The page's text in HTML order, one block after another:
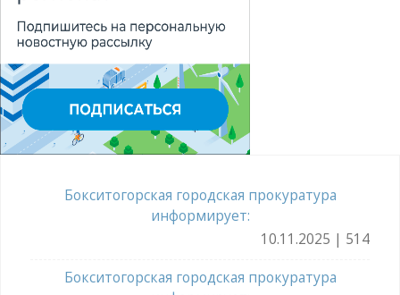
Бокситогорская городская прокуратура
информирует:
10.11.2025 | 514
Бокситогорская городская прокуратура